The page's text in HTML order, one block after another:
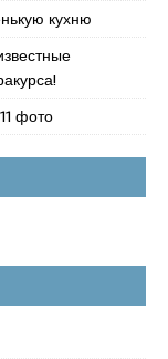
кухню
фото